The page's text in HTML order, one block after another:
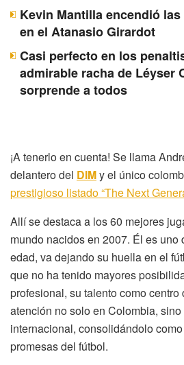
Kevin Mantilla encendió las
en el Atanasio Girardot
Casi perfecto en los
admirable racha de Léyser
sorprende a todos
¡A tenerlo en cuenta! Se llama
delantero del DIMy el único
prestigioso listado “The Next
Allí se destaca a los 60 mejores
mundo nacidos en 2007. Él es uno
edad, va dejando su huella en el
que no ha tenido mayores
profesional, su talento como
atención no solo en Colombia,
internacional, consolidándolo
promesas del fútbol.